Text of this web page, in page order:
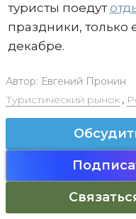
туристы поедут
праздники, только
декабре.
Автор: Евгений Пронин
Туристический рынок ,